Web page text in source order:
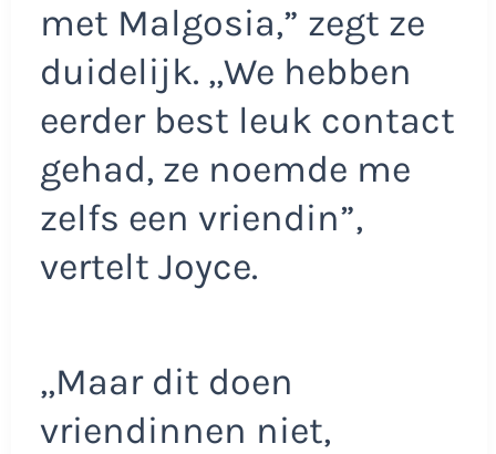
met Malgosia,” zegt ze
duidelijk. ,,We hebben
eerder best leuk contact
gehad, ze noemde me
zelfs een vriendin”,
vertelt Joyce.
,,Maar dit doen
vriendinnen niet,